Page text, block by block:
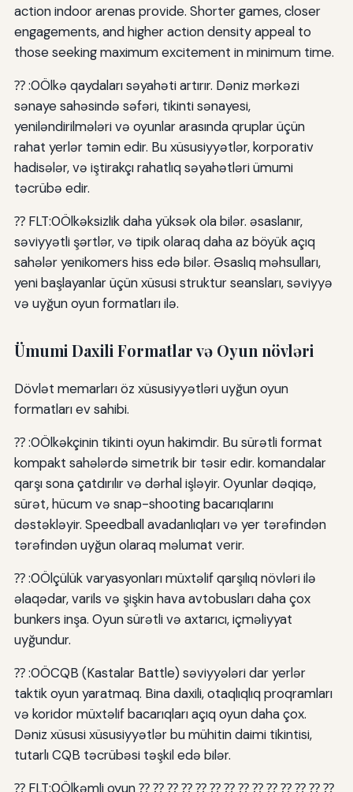
action indoor arenas provide. Shorter games, closer
engagements, and higher action density appeal to
those seeking maximum excitement in minimum time.
⁇ :0Ölkə qaydaları səyahəti artırır. Dəniz mərkəzi
sənaye sahəsində səfəri, tikinti sənayesi,
yeniləndirilmələri və oyunlar arasında qruplar üçün
rahat yerlər təmin edir. Bu xüsusiyyətlər, korporativ
hadisələr, və iştirakçı rahatlıq səyahətləri ümumi
təcrübə edir.
⁇ FLT:0Ölkəksizlik daha yüksək ola bilər. əsaslanır,
səviyyətli şərtlər, və tipik olaraq daha az böyük açıq
sahələr yenikomers hiss edə bilər. Əsaslıq məhsulları,
yeni başlayanlar üçün xüsusi struktur seansları, səviyyə
və uyğun oyun formatları ilə.
Ümumi Daxili Formatlar və Oyun növləri
Dövlət memarları öz xüsusiyyətləri uyğun oyun
formatları ev sahibi.
⁇ :0Ölkəkçinin tikinti oyun hakimdir. Bu sürətli format
kompakt sahələrdə simetrik bir təsir edir. komandalar
qarşı sona çatdırılır və dərhal işləyir. Oyunlar dəqiqə,
sürət, hücum və snap-shooting bacarıqlarını
dəstəkləyir. Speedball avadanlıqları və yer tərəfindən
tərəfindən uyğun olaraq məlumat verir.
⁇ :0Ölçülük varyasyonları müxtəlif qarşılıq növləri ilə
əlaqədar, varils və şişkin hava avtobusları daha çox
bunkers inşa. Oyun sürətli və axtarıcı, içməliyyat
uyğundur.
⁇ :0ÖCQB (Kastalar Battle) səviyyələri dar yerlər
taktik oyun yaratmaq. Bina daxili, otaqlıqlıq proqramları
və koridor müxtəlif bacarıqları açıq oyun daha çox.
Dəniz xüsusi xüsusiyyətlər bu mühitin daimi tikintisi,
tutarlı CQB təcrübəsi təşkil edə bilər.
⁇ FLT:0Ölkəmli oyun ⁇ ⁇ ⁇ ⁇ ⁇ ⁇ ⁇ ⁇ ⁇ ⁇ ⁇ ⁇ ⁇ ⁇